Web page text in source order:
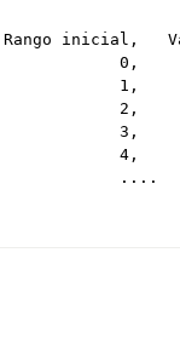
Rango inicial,
0,
1,
2,
3,
4,
            ....